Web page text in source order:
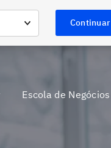
Continuar
Escola de Negócios